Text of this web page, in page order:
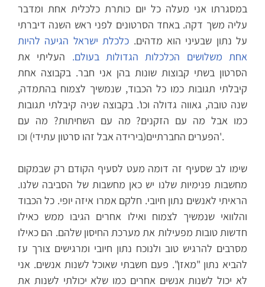
במסגרתו אני מעלה כל יום כותרת כלכלית אחת ומדבר
עליה משך דקה. באחד הסרטונים לפני ראש השנה דיברתי
על נתון שבעיני הוא מדהים. כלכלת ישראל הגיעה להיות
אחת משלושים הכלכלות הגדולות בעולם. העליתי את
הסרטון בשתי קבוצות שונות בהן אני חבר. בקבוצה אחת
קיבלתי תגובות כמו כל הכבוד, שנמשיך לצמוח בהתמדה,
שנה טובה, גאווה גדולה וכו'. בקבוצה שניה קיבלתי תגובות
כמו אבל מה עם הזקנים? מה עם השחיתות? מה עם
הפערים החברתיים(בירידה אבל זהו סרטון עתידי) וכו'.
שימו לב שסעיף זה דומה מעט לסעיף הקודם רק שבמקום
מחשבות פנימיות שלנו יש כאן מחשבות של הסביבה שלנו.
הראיתי לאנשים נתון חיובי. חלקם אמרו איזה יופי. כל הכבוד
והלוואי שנמשיך לצמוח ואילו אחרים הגיבו ממש כאילו
חדשות טובות מפעילות את מערכת החיסון שלהם. הם כאילו
מסרבים להרגיש טוב ולנוכח נתון חיובי ומרגישים צורך עז
להביא נתון "מאזן". פעם חשבתי שאוכל לשנות אנשים. אני
לא יכול לשנות אנשים אחרים כמו שלא יכולתי לשנות את